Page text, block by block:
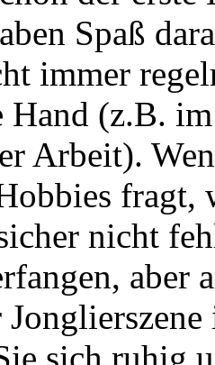
Spaß
immer
(z.B.
Arbeit).
nicht
aber
sich ruhig